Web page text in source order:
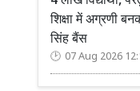
शिक्षा में अग्रणी
सिंह बैंस
07 Aug 2026